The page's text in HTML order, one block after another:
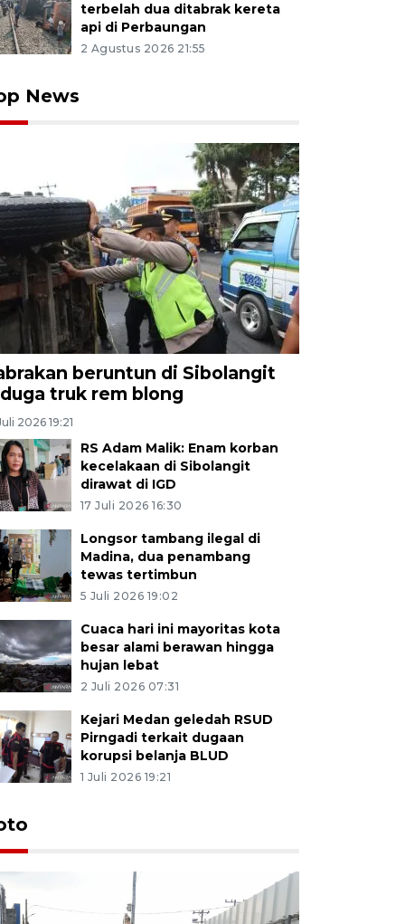
terbelah dua ditabrak kereta
api di Perbaungan
2 Agustus 2026 21:55
News
beruntun di Sibolangit
truk rem blong
2026 19:21
RS Adam Malik: Enam korban
kecelakaan di Sibolangit
dirawat di IGD
17 Juli 2026 16:30
Longsor tambang ilegal di
Madina, dua penambang
tewas tertimbun
5 Juli 2026 19:02
Cuaca hari ini mayoritas kota
besar alami berawan hingga
hujan lebat
2 Juli 2026 07:31
Kejari Medan geledah RSUD
Pirngadi terkait dugaan
korupsi belanja BLUD
1 Juli 2026 19:21